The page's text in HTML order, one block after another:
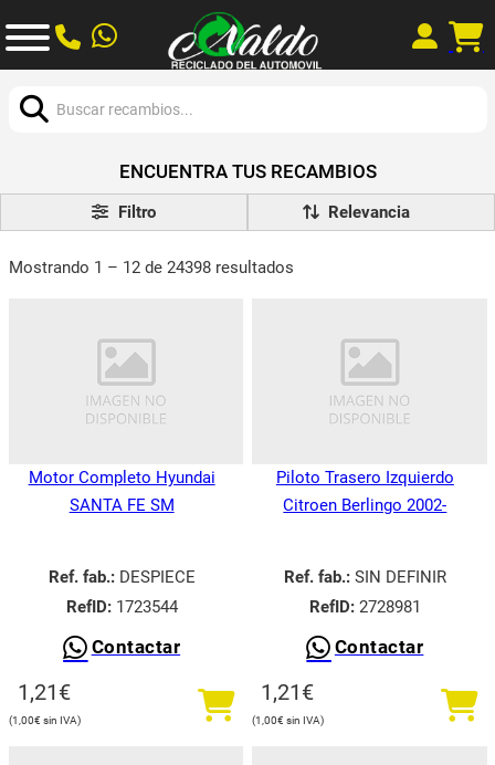
ENCUENTRA TUS RECAMBIOS
Filtro
Mostrando 1 – 12 de 24398 resultados
Motor Completo Hyundai
SANTA FE SM
Ref. fab.:DESPIECE
RefID:1723544
Contactar
1,21€
1,00€
Piloto Trasero Izquierdo
Citroen Berlingo 2002-
Ref. fab.:SIN DEFINIR
RefID:2728981
Contactar
1,21€
1,00€